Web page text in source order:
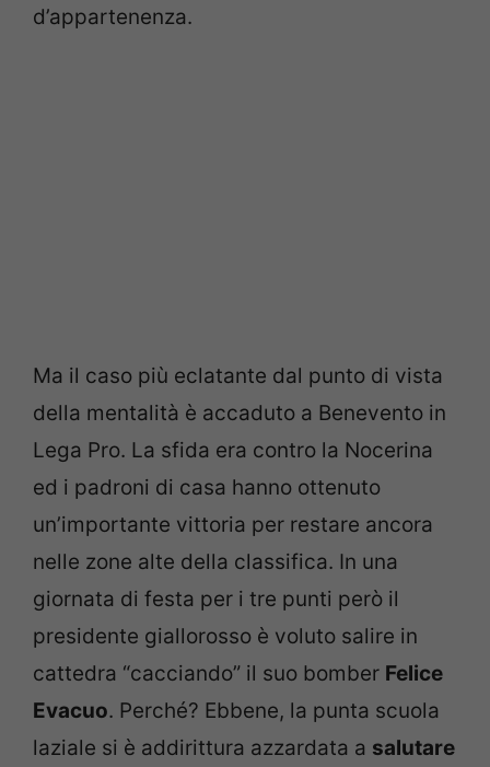
d’appartenenza.
Ma il caso più eclatante dal punto di vista
della mentalità è accaduto a Benevento in
Lega Pro. La sfida era contro la Nocerina
ed i padroni di casa hanno ottenuto
un’importante vittoria per restare ancora
nelle zone alte della classifica. In una
giornata di festa per i tre punti però il
presidente giallorosso è voluto salire in
cattedra “cacciando” il suo bomber Felice
Evacuo. Perché? Ebbene, la punta scuola
laziale si è addirittura azzardata a salutare